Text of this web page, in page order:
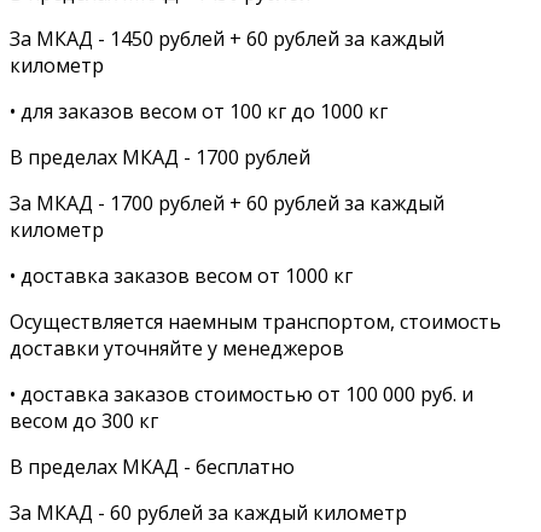
За МКАД - 1450 рублей + 60 рублей за каждый
километр
• для заказов весом от 100 кг до 1000 кг
В пределах МКАД - 1700 рублей
За МКАД - 1700 рублей + 60 рублей за каждый
километр
• доставка заказов весом от 1000 кг
Осуществляется наемным транспортом, стоимость
доставки уточняйте у менеджеров
• доставка заказов стоимостью от 100 000 руб. и
весом до 300 кг
В пределах МКАД - бесплатно
За МКАД - 60 рублей за каждый километр